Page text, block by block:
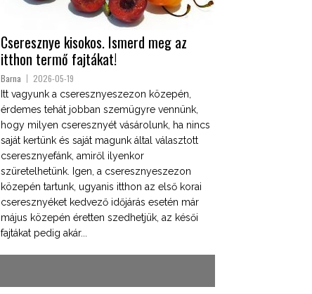
Cseresznye kisokos. Ismerd meg az
itthon termő fajtákat!
Barna 2026-05-19
Itt vagyunk a cseresznyeszezon közepén,
érdemes tehát jobban szemügyre vennünk,
hogy milyen cseresznyét vásárolunk, ha nincs
saját kertünk és saját magunk által választott
cseresznyefánk, amiről ilyenkor
szüretelhetünk. Igen, a cseresznyeszezon
közepén tartunk, ugyanis itthon az első korai
cseresznyéket kedvező időjárás esetén már
május közepén éretten szedhetjük, az késői
fajtákat pedig akár...